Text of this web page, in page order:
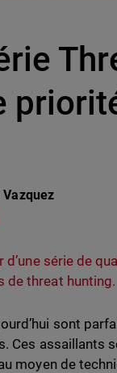
X on Reddit
d’une série de
de threat hunting.
sont
Ces assaillants
moyen de